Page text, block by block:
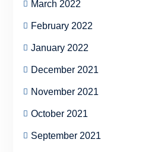
March 2022
February 2022
January 2022
December 2021
November 2021
October 2021
September 2021